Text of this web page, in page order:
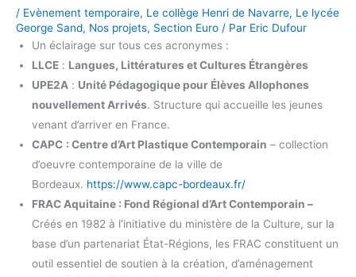
/ Evènement temporaire, Le collège Henri de Navarre, Le lycée
George Sand, Nos projets, Section Euro / Par Eric Dufour
Un éclairage sur tous ces acronymes :
LLCE : Langues, Littératures et Cultures Étrangères
UPE2A : Unité Pédagogique pour Élèves Allophones
nouvellement Arrivés. Structure qui accueille les jeunes
venant d’arriver en France.
CAPC : Centre d’Art Plastique Contemporain – collection
d’oeuvre contemporaine de la ville de
Bordeaux. https://www.capc-bordeaux.fr/
FRAC Aquitaine : Fond Régional d’Art Contemporain –
Créés en 1982 à l’initiative du ministère de la Culture, sur la
base d’un partenariat État-Régions, les FRAC constituent un
outil essentiel de soutien à la création, d’aménagement